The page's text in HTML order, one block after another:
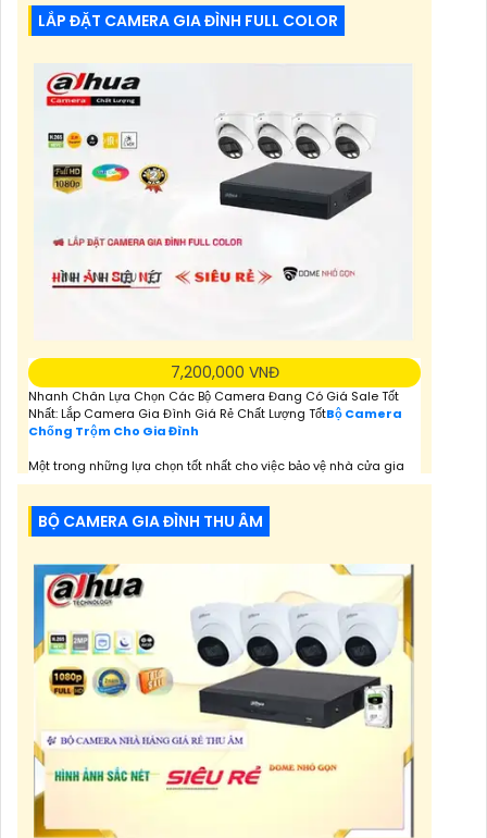
LẮP ĐẶT CAMERA GIA ĐÌNH FULL COLOR
7,200,000 VNĐ
Nhanh Chân Lựa Chọn Các Bộ Camera Đang Có Giá Sale Tốt
Nhất: Lắp Camera Gia Đình Giá Rẻ Chất Lượng TốtBộ Camera
Chống Trộm Cho Gia Đình
Một trong những lựa chọn tốt nhất cho việc bảo vệ nhà cửa gia
đình chính là Thiết kế trọn bộ Lắp Đặt camera gia đình full color
này không chỉ đảm bảo an ninh mà còn tạo điểm nhấn cho ngôi
nhà của bạn.
BỘ CAMERA GIA ĐÌNH THU ÂM